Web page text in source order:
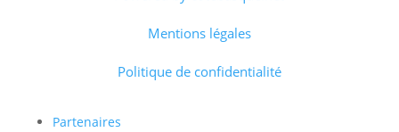
Mentions légales
Politique de confidentialité
Partenaires